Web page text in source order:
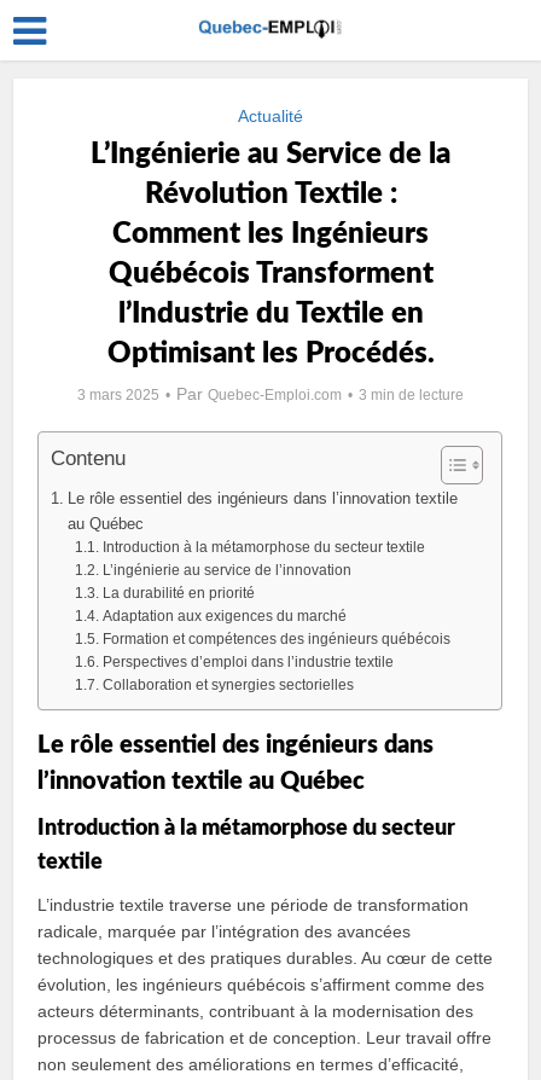
Actualité
L’Ingénierie au Service de la
Révolution Textile :
Comment les Ingénieurs
Québécois Transforment
l’Industrie du Textile en
Optimisant les Procédés.
3 mars 2025 Par Quebec-Emploi.com 3 min de lecture
Contenu
Le rôle essentiel des ingénieurs dans l’innovation textile
au Québec
Introduction à la métamorphose du secteur textile
L’ingénierie au service de l’innovation
La durabilité en priorité
Adaptation aux exigences du marché
Formation et compétences des ingénieurs québécois
Perspectives d’emploi dans l’industrie textile
Collaboration et synergies sectorielles
Le rôle essentiel des ingénieurs dans
l’innovation textile au Québec
Introduction à la métamorphose du secteur
textile
L’industrie textile traverse une période de transformation
radicale, marquée par l’intégration des avancées
technologiques et des pratiques durables. Au cœur de cette
évolution, les ingénieurs québécois s’affirment comme des
acteurs déterminants, contribuant à la modernisation des
processus de fabrication et de conception. Leur travail offre
non seulement des améliorations en termes d’efficacité,